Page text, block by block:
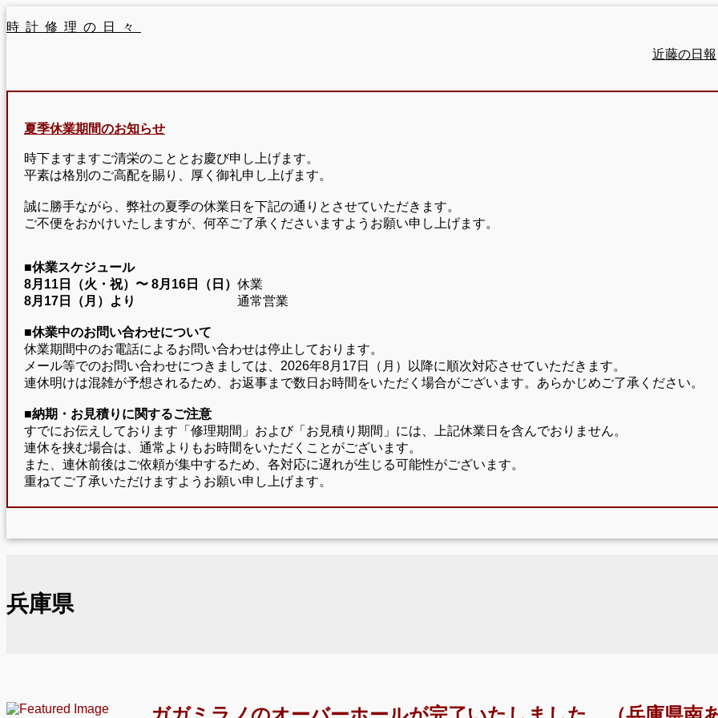
時計修理の日々
近藤の日報
夏季休業期間のお知らせ
時下ますますご清栄のこととお慶び申し上げます。
平素は格別のご高配を賜り、厚く御礼申し上げます。
誠に勝手ながら、弊社の夏季の休業日を下記の通りとさせていただきます。
ご不便をおかけいたしますが、何卒ご了承くださいますようお願い申し上げます。
■休業スケジュール
8月11日（火・祝）〜 8月16日（日） 休業
8月17日（月）より
通常営業
■休業中のお問い合わせについて
休業期間中のお電話によるお問い合わせは停止しております。
メール等でのお問い合わせにつきましては、2026年8月17日（月）以降に順次対応させていただきます。
連休明けは混雑が予想されるため、お返事まで数日お時間をいただく場合がございます。あらかじめご了承ください。
■納期・お見積りに関するご注意
すでにお伝えしております「修理期間」および「お見積り期間」には、上記休業日を含んでおりません。
連休を挟む場合は、通常よりもお時間をいただくことがございます。
また、連休前後はご依頼が集中するため、各対応に遅れが生じる可能性がございます。
重ねてご了承いただけますようお願い申し上げます。
兵庫県